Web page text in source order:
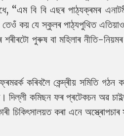
বি বি এছৰ পাঠ্যক্ৰমৰ
তেওঁ কয় যে স্কুলৰ পাঠ্যপুথিত
শৰীৰটো পুৰুষ বা মহিলাৰ নীতি-
কৰিবলৈ কেন্দ্ৰীয় সমিতি
দিল্লী কমিছন ফৰ প্ৰটেকচন অৱ
চিকিৎসালয়ত কৰা এনে